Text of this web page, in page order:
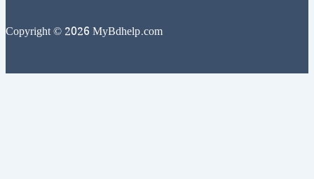
Copyright © 2026 MyBdhelp.com